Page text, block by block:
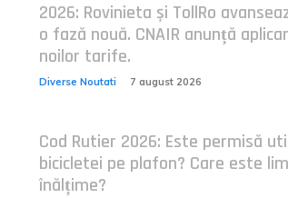
2026: Rovinieta și TollRo
o fază nouă. CNAIR anunță
noilor tarife.
Diverse Noutati 7 august 2026
Cod Rutier 2026: Este permisă
bicicletei pe plafon? Care este
înălțime?